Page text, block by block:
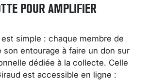
POUR AMPLIFIER
simple : chaque membre de
son entourage à faire un don sur
dédiée à la collecte. Celle
est accessible en ligne :